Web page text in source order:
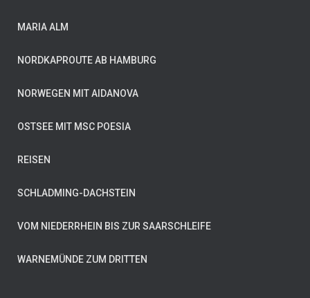
MARIA ALM
NORDKAPROUTE AB HAMBURG
NORWEGEN MIT AIDANOVA
OSTSEE MIT MSC POESIA
REISEN
SCHLADMING-DACHSTEIN
VOM NIEDERRHEIN BIS ZUR SAARSCHLEIFE
WARNEMÜNDE ZUM DRITTEN